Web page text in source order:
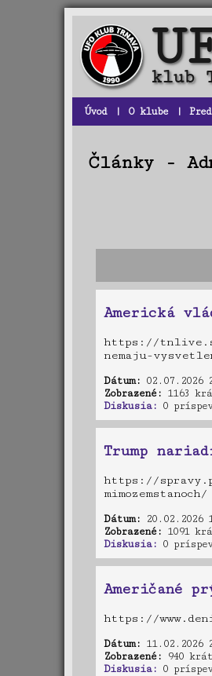
Úvod | O klube |
Články -
Americká
https://
nemaju-
Dátum: 02.07.2026
Zobrazené: 1163
Diskusia: 0
Trump
https://
mimozemstanoch/
Dátum: 20.02.2026
Zobrazené: 1091
Diskusia: 0
Američané
https://
Dátum: 11.02.2026
Zobrazené: 940 krát
Diskusia: 0